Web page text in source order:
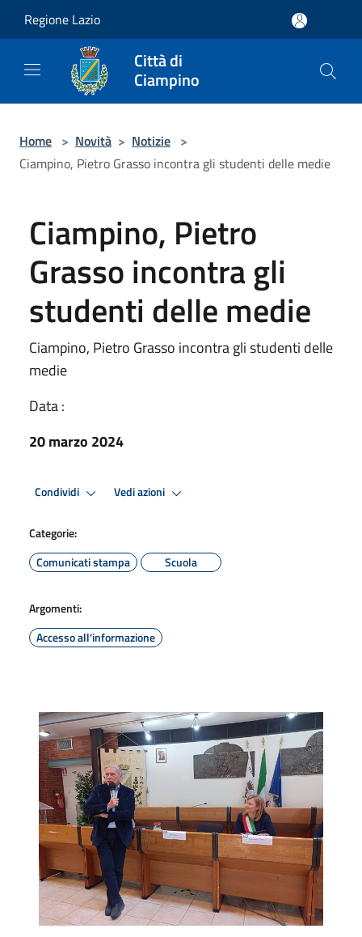
Regione Lazio
Città di
Ciampino
Home > Novità > Notizie >
Ciampino, Pietro Grasso incontra gli studenti delle medie
Ciampino, Pietro
Grasso incontra gli
studenti delle medie
Ciampino, Pietro Grasso incontra gli studenti delle
medie
Data :
20 marzo 2024
Condividi Vedi azioni
Categorie:
Comunicati stampa
Scuola
Argomenti:
Accesso all'informazione